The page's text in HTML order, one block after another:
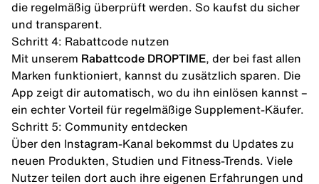
die regelmäßig überprüft werden. So kaufst du sicher
und transparent.
Schritt 4: Rabattcode nutzen
Mit unserem Rabattcode DROPTIME , der bei fast allen
Marken funktioniert, kannst du zusätzlich sparen. Die
App zeigt dir automatisch, wo du ihn einlösen kannst –
ein echter Vorteil für regelmäßige Supplement-Käufer.
Schritt 5: Community entdecken
Über den Instagram-Kanal bekommst du Updates zu
neuen Produkten, Studien und Fitness-Trends. Viele
Nutzer teilen dort auch ihre eigenen Erfahrungen und